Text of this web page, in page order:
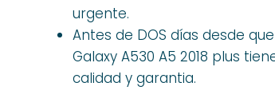
urgente.
Antes de DOS días desde
Galaxy A530 A5 2018 plus
calidad y garantia.